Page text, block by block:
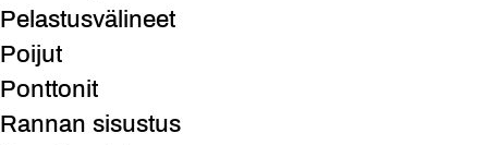
Pelastusvälineet
Poijut
Ponttonit
Rannan sisustus